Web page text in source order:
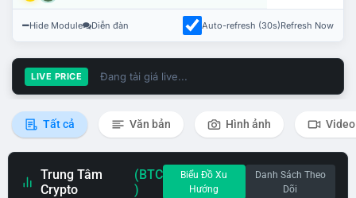
Hide Module Diễn đàn Auto-refresh (30s)Refresh Now
LIVE PRICE Đang tải giá live...
Tất cả Văn bản Hình ảnh Video
Trung Tâm
Crypto
(BTC
)
Biểu Đồ Xu
Hướng
Danh Sách Theo
Dõi